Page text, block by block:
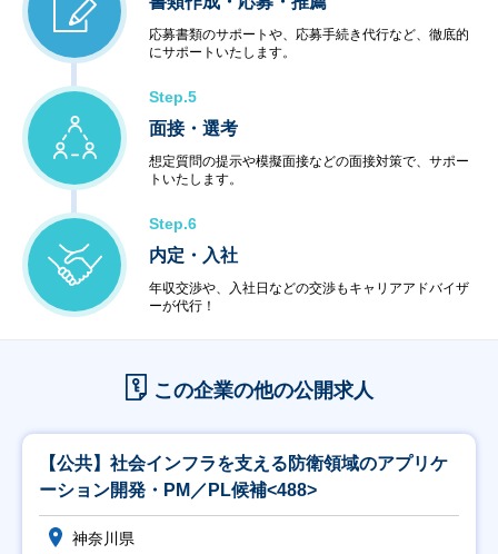
応募書類のサポートや、応募手続き代行など、徹底的
にサポートいたします。
Step.5
面接・選考
想定質問の提示や模擬面接などの面接対策で、サポー
トいたします。
Step.6
内定・入社
年収交渉や、入社日などの交渉もキャリアアドバイザ
ーが代行！
この企業の他の公開求人
【公共】社会インフラを支える防衛領域のアプリケ
ーション開発・PM／PL候補<488>
神奈川県